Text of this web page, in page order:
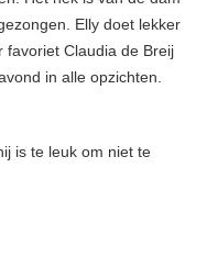
Elly doet lekker
favoriet Claudia de Breij
in alle opzichten.
is te leuk om niet te